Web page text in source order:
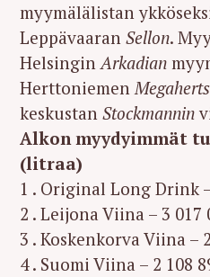
myymälälistan
Leppävaaran Sellon.
HelsinginArkadian
Herttoniemen
keskustan Stockmannin
Alkon myydyimmät
(litraa)
1 . Original Long Drink
2 . Leijona Viina – 3 017
3 . Koskenkorva Viina –
4 . Suomi Viina – 2 108